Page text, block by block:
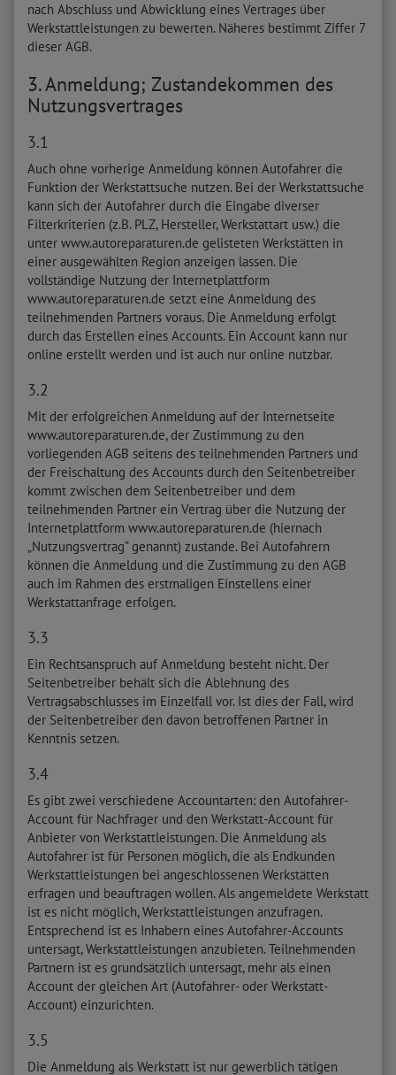
nach Abschluss und Abwicklung eines Vertrages über
Werkstattleistungen zu bewerten. Näheres bestimmt Ziffer 7
dieser AGB.
3. Anmeldung; Zustandekommen des
Nutzungsvertrages
3.1
Auch ohne vorherige Anmeldung können Autofahrer die
Funktion der Werkstattsuche nutzen. Bei der Werkstattsuche
kann sich der Autofahrer durch die Eingabe diverser
Filterkriterien (z.B. PLZ, Hersteller, Werkstattart usw.) die
unter www.autoreparaturen.de gelisteten Werkstätten in
einer ausgewählten Region anzeigen lassen. Die
vollständige Nutzung der Internetplattform
www.autoreparaturen.de setzt eine Anmeldung des
teilnehmenden Partners voraus. Die Anmeldung erfolgt
durch das Erstellen eines Accounts. Ein Account kann nur
online erstellt werden und ist auch nur online nutzbar.
3.2
Mit der erfolgreichen Anmeldung auf der Internetseite
www.autoreparaturen.de, der Zustimmung zu den
vorliegenden AGB seitens des teilnehmenden Partners und
der Freischaltung des Accounts durch den Seitenbetreiber
kommt zwischen dem Seitenbetreiber und dem
teilnehmenden Partner ein Vertrag über die Nutzung der
Internetplattform www.autoreparaturen.de (hiernach
„Nutzungsvertrag” genannt) zustande. Bei Autofahrern
können die Anmeldung und die Zustimmung zu den AGB
auch im Rahmen des erstmaligen Einstellens einer
Werkstattanfrage erfolgen.
3.3
Ein Rechtsanspruch auf Anmeldung besteht nicht. Der
Seitenbetreiber behält sich die Ablehnung des
Vertragsabschlusses im Einzelfall vor. Ist dies der Fall, wird
der Seitenbetreiber den davon betroffenen Partner in
Kenntnis setzen.
3.4
Es gibt zwei verschiedene Accountarten: den Autofahrer-
Account für Nachfrager und den Werkstatt-Account für
Anbieter von Werkstattleistungen. Die Anmeldung als
Autofahrer ist für Personen möglich, die als Endkunden
Werkstattleistungen bei angeschlossenen Werkstätten
erfragen und beauftragen wollen. Als angemeldete Werkstatt
ist es nicht möglich, Werkstattleistungen anzufragen.
Entsprechend ist es Inhabern eines Autofahrer-Accounts
untersagt, Werkstattleistungen anzubieten. Teilnehmenden
Partnern ist es grundsätzlich untersagt, mehr als einen
Account der gleichen Art (Autofahrer- oder Werkstatt-
Account) einzurichten.
3.5
Die Anmeldung als Werkstatt ist nur gewerblich tätigen